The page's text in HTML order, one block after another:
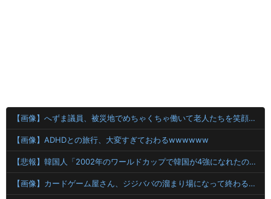
【画像】へずま議員、被災地でめちゃくちゃ働いて老人たちを笑顔にしてしまうwwwwwwwwwwwwwwww
【画像】ADHDとの旅行、大変すぎておわるwwwwww
【悲報】韓国人「2002年のワールドカップで韓国が4強になれたのって買収したからじゃないの?」
【画像】カードゲーム屋さん、ジジババの溜まり場になって終わるwwwwwwwwwwww